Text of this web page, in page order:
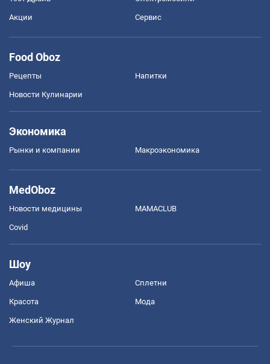
Акции Сервис
Food Oboz
Рецепты Напитки
Новости Кулинарии
Экономика
Рынки и компании Mакроэкономика
MedOboz
Новости медицины MAMACLUB
Covid
Шоу
Афиша Сплетни
Красота Мода
Женский Журнал